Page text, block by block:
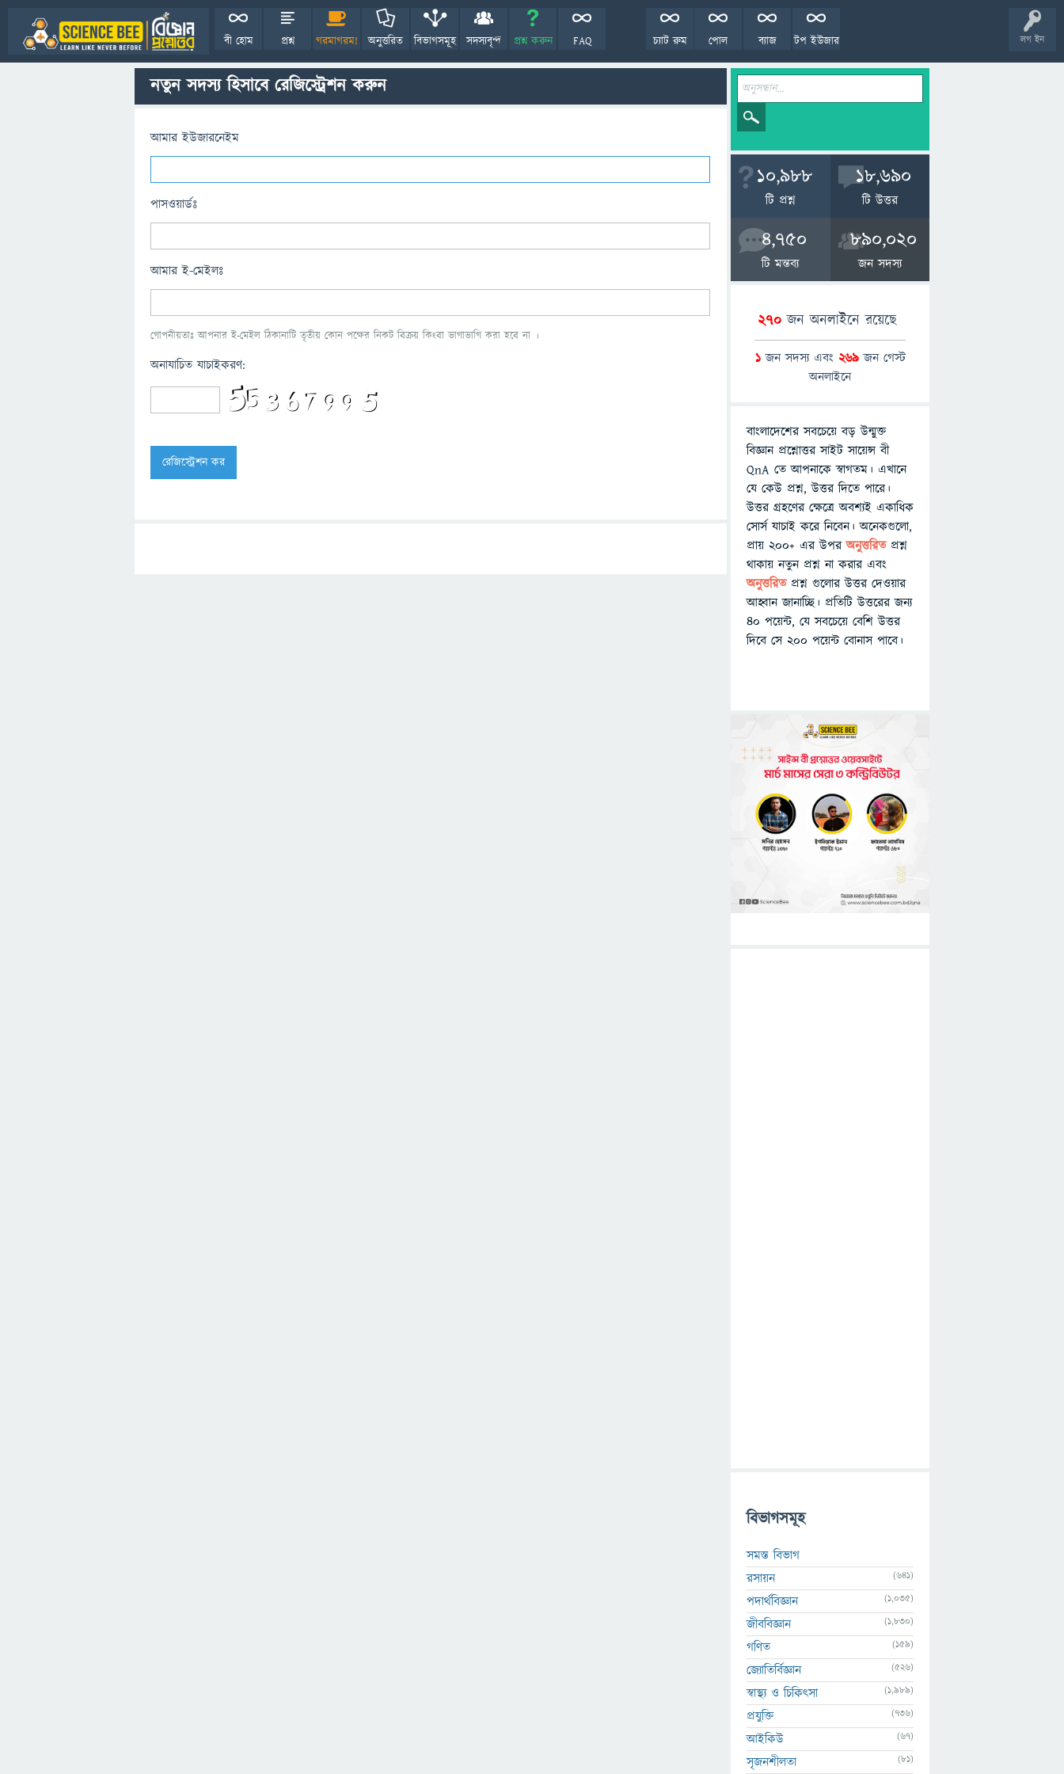
লগ ইন
বী হোম প্রশ্ন গরমাগরম! অনুত্তরিত বিভাগসমূহ সদস্যবৃন্দ প্রশ্ন করুন FAQ টপ ইউজার
ব্যাজ
পোল
চ্যাট রুম
নতুন সদস্য হিসাবে রেজিস্ট্রেশন করুন
আমার ইউজারনেইম
পাসওয়ার্ডঃ
আমার ই-মেইলঃ
গোপনীয়তাঃ আপনার ই-মেইল ঠিকানাটি তৃতীয় কোন পক্ষের নিকট বিক্রয় কিংবা ভাগাভাগি করা হবে না ।
অনাযাচিত যাচাইকরণ:
10,988
টি প্রশ্ন
18,690
টি উত্তর
4,750
টি মন্তব্য
890,020
জন সদস্য
270জন অনলাইনে রয়েছে
1জন সদস্য এবং 269জন গেস্ট
অনলাইনে
বাংলাদেশের সবচেয়ে বড় উন্মুক্ত
বিজ্ঞান প্রশ্নোত্তর সাইট সায়েন্স বী
QnA তে আপনাকে স্বাগতম। এখানে
যে কেউ প্রশ্ন, উত্তর দিতে পারে।
উত্তর গ্রহণের ক্ষেত্রে অবশ্যই একাধিক
সোর্স যাচাই করে নিবেন। অনেকগুলো,
প্রায় ২০০+ এর উপরঅনুত্তরিতপ্রশ্ন
থাকায় নতুন প্রশ্ন না করার এবং
অনুত্তরিত প্রশ্ন গুলোর উত্তর দেওয়ার
আহ্বান জানাচ্ছি। প্রতিটি উত্তরের জন্য
৪০ পয়েন্ট, যে সবচেয়ে বেশি উত্তর
দিবে সে ২০০ পয়েন্ট বোনাস পাবে।
বিভাগসমূহ
সমস্ত বিভাগ
রসায়ন
(641)
পদার্থবিজ্ঞান (1,035)
জীববিজ্ঞান (1,830)
গণিত (159)
জ্যোতির্বিজ্ঞান (526)
স্বাস্থ্য ও চিকিৎসা (1,989)
প্রযুক্তি (736)
আইকিউ (67)
সৃজনশীলতা (81)